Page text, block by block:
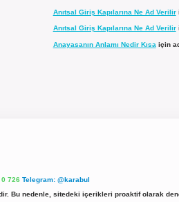
Anıtsal Giriş Kapılarına Ne Ad Verilir
Anıtsal Giriş Kapılarına Ne Ad Verilir
Anayasanın Anlamı Nedir Kısa için
726 Telegram: @karabul
Bu nedenle, sitedeki içerikleri proaktif olarak